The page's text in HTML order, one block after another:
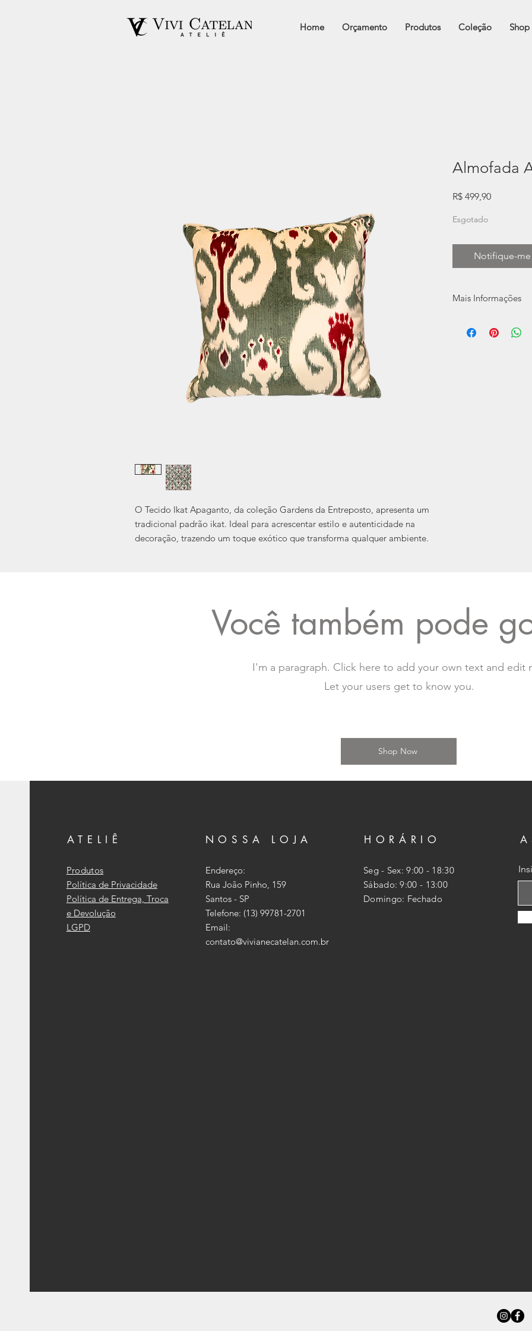
Home Orçamento Produtos Coleção Shop
O Tecido Ikat Apaganto, da coleção Gardens da Entreposto, apresenta um
tradicional padrão ikat. Ideal para acrescentar estilo e autenticidade na
decoração, trazendo um toque exótico que transforma qualquer ambiente.
Almofada
R$ 499,90Preço
Esgotado
Notifique-
Mais Informações
Especificação:
Você também pode
I'm a paragraph. Click here to add your own text and edit
Let your users get to know you.
Shop Now
ATELIÊ
Produtos
Política de Privacidade
Política de Entrega, Troca
e Devolução
LGPD
NOSSA LOJA
Endereço:
Rua João Pinho, 159
Santos - SP
Telefone: (13) 99781-2701
Email:
contato@vivianecatelan.com.br
HORÁRIO
Seg - Sex: 9:00 - 18:30
​​Sábado: 9:00 - 13:00
​Domingo: Fechado